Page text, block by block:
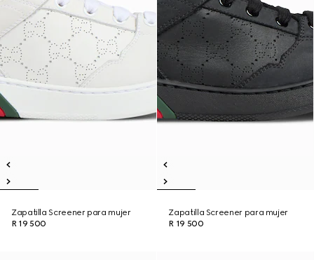
Zapatilla Screener para mujer
R 19 500
Zapatilla Screener para mujer
R 19 500